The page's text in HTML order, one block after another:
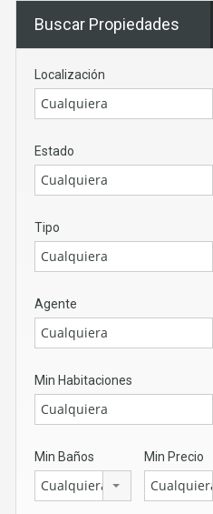
Buscar Propiedades
Localización
Cualquiera
Estado
Cualquiera
Tipo
Cualquiera
Agente
Cualquiera
Min Habitaciones
Cualquiera
Min Baños
Cualquiera
Min Precio
Cualquiera